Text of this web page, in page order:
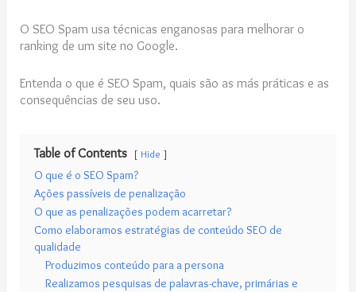
O SEO Spam usa técnicas enganosas para melhorar o
ranking de um site no Google.
Entenda o que é SEO Spam, quais são as más práticas e as
consequências de seu uso.
Table of Contents Hide
O que é o SEO Spam?
Ações passíveis de penalização
O que as penalizações podem acarretar?
Como elaboramos estratégias de conteúdo SEO de
qualidade
Produzimos conteúdo para a persona
Realizamos pesquisas de palavras-chave, primárias e